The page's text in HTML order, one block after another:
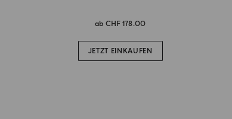
ab CHF 178.00
JETZT EINKAUFEN